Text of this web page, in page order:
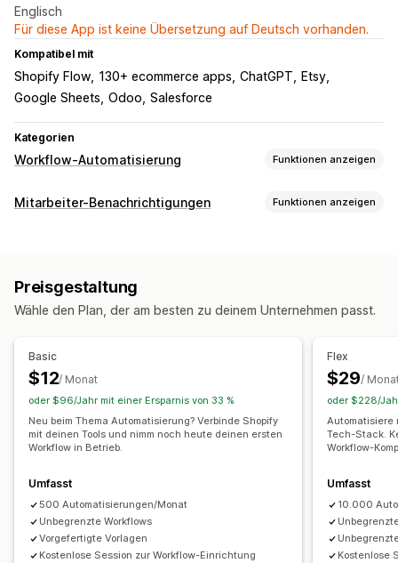
Englisch
Für diese App ist keine Übersetzung auf Deutsch vorhanden.
Kompatibel mit
Shopify Flow 130+ ecommerce apps ChatGPT
Etsy
Google Sheets Odoo Salesforce
Kategorien
Workflow-Automatisierung Funktionen anzeigen
Automatisierungsaufgaben
Produkt-Tags
Rückgabeverarbeitung
Verkaufsschwellenwerte Lagerbestandauffüllung
Anpassung
APIs
Bedingte Logik Benutzerdefinierte Trigger
Vorlagen
Automatische Datensynchronisierung Geplante Aufgaben
Benutzerdefinierte Workflows Mehrere Shops
Mitarbeiter-Benachrichtigungen Funktionen anzeigen
Stornierungen von Bestellungen
Abgebrochener Warenkorb Versandaktualisierungen
Betrugswarnungen
Benutzerdefinierte Benachrichtigungen
Kontoaktivierung
Bestellungen Zahlungserinnerungen
Aufgabenzuweisungen Kundenbenachrichtigungen
Mitarbeiter-Benachrichtigungen
Anbieterbenachrichtigungen
Anpassung
Regeln für Benachrichtigungen
Preisgestaltung
Wähle den Plan, der am besten zu deinem Unternehmen passt.
Basic
$12/ Monat
oder $96/Jahr mit einer Ersparnis von 33 %
Neu beim Thema Automatisierung? Verbinde Shopify
mit deinen Tools und nimm noch heute deinen ersten
Workflow in Betrieb.
Umfasst
500 Automatisierungen/Monat
Unbegrenzte Workflows
Vorgefertigte Vorlagen
Kostenlose Session zur Workflow-Einrichtung
Flex
$29/
oder $228/
Automatisiere
Tech-Stack.
Workflow-
Umfasst
10.000
Kostenlose